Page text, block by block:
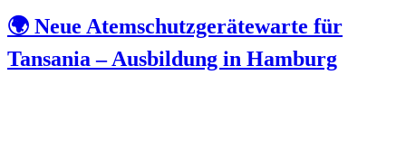
🌍 Neue Atemschutzgerätewarte für
Tansania – Ausbildung in Hamburg